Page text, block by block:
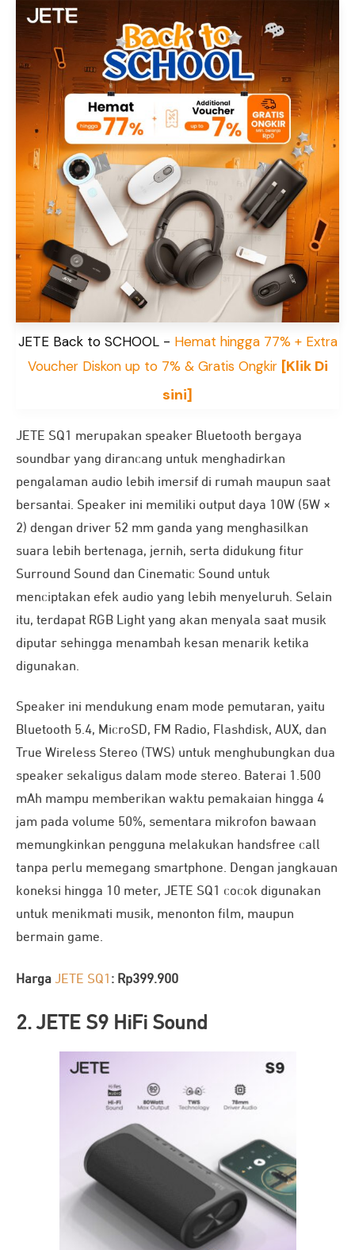
JETE Back to SCHOOL - Hemat hingga 77% + Extra
Voucher Diskon up to 7% & Gratis Ongkir [Klik Di
sini]
JETE SQ1 merupakan speaker Bluetooth bergaya
soundbar yang dirancang untuk menghadirkan
pengalaman audio lebih imersif di rumah maupun saat
bersantai. Speaker ini memiliki output daya 10W (5W ×
2) dengan driver 52 mm ganda yang menghasilkan
suara lebih bertenaga, jernih, serta didukung fitur
Surround Sound dan Cinematic Sound untuk
menciptakan efek audio yang lebih menyeluruh. Selain
itu, terdapat RGB Light yang akan menyala saat musik
diputar sehingga menambah kesan menarik ketika
digunakan.
Speaker ini mendukung enam mode pemutaran, yaitu
Bluetooth 5.4, MicroSD, FM Radio, Flashdisk, AUX, dan
True Wireless Stereo (TWS) untuk menghubungkan dua
speaker sekaligus dalam mode stereo. Baterai 1.500
mAh mampu memberikan waktu pemakaian hingga 4
jam pada volume 50%, sementara mikrofon bawaan
memungkinkan pengguna melakukan handsfree call
tanpa perlu memegang smartphone. Dengan jangkauan
koneksi hingga 10 meter, JETE SQ1 cocok digunakan
untuk menikmati musik, menonton film, maupun
bermain game.
Harga JETE SQ1 : Rp399.900
2. JETE S9 HiFi Sound